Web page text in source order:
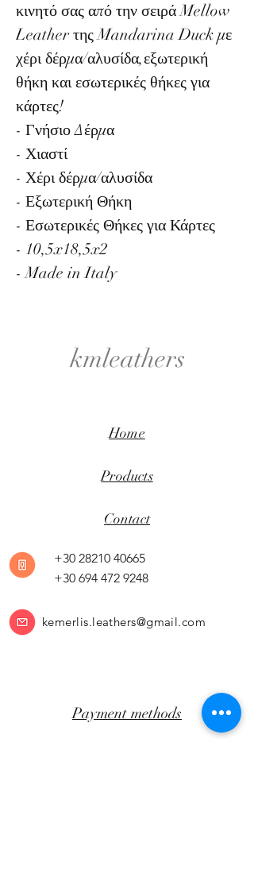
κινητό σας από την σειρά Mellow
Leather της Mandarina Duck με
χέρι δέρμα/αλυσίδα,εξωτερική
θήκη και εσωτερικές θήκες για
κάρτες!
- Γνήσιο Δέρμα
- Χιαστί
- Χέρι δέρμα/αλυσίδα
- Εξωτερική Θήκη
- Εσωτερικές Θήκες για Κάρτες
- 10,5x18,5x2
- Made in Italy
kmleathers
Home
Products
Contact
+30 28210 40665
+30 694 472 9248
kemerlis.leathers@gmail.com
Payment methods